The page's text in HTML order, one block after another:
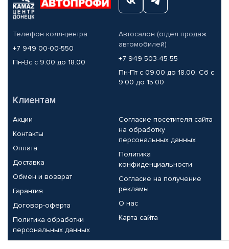
Телефон колл-центра
+7 949 00-00-550
Пн-Вс с 9.00 до 18.00
Автосалон (отдел продаж
автомобилей)
+7 949 503-45-55
Пн-Пт с 09.00 до 18.00, Сб с
9.00 до 15.00
Клиентам
Акции
Контакты
Оплата
Доставка
Обмен и возврат
Гарантия
Договор-оферта
Политика обработки
персональных данных
Согласие посетителя сайта
на обработку
персональных данных
Политика
конфиденциальности
Согласие на получение
рекламы
О нас
Карта сайта